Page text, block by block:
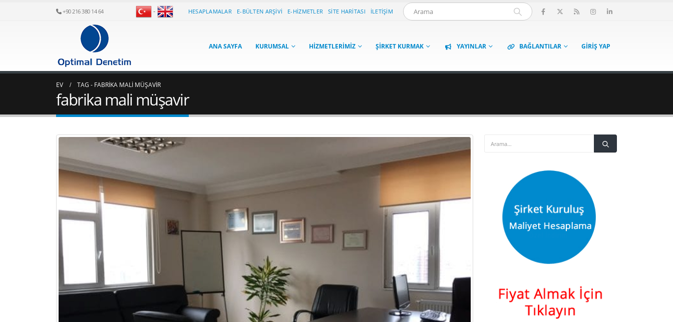
+90 216 380 14 64 - HESAPLAMALAR E-BÜLTEN ARŞIVI E-HIZMETLER SITE HARITASI İLETIŞIM
ANA SAYFA KURUMSAL HIZMETLERIMIZ ŞIRKET KURMAK YAYINLAR BAĞLANTILAR GIRIŞ YAP
EV TAG - FABRIKA MALI MÜŞAVIR
fabrika mali müşavir